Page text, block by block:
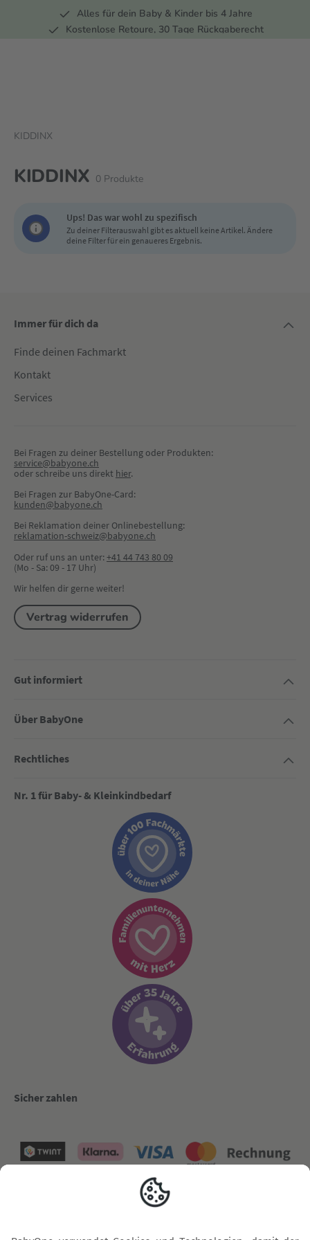
Zur Hauptnavigation springen
Alles für dein Baby & Kinder bis 4 Jahre
Kostenlose Retoure, 30 Tage Rückgaberecht
KIDDINX
KIDDINX 0 Produkte
Ups! Das war wohl zu spezifisch
Zu deiner Filterauswahl gibt es aktuell keine Artikel. Ändere
deine Filter für ein genaueres Ergebnis.
Immer für dich da
Finde deinen Fachmarkt
Kontakt
Services
Bei Fragen zu deiner Bestellung oder Produkten:
service@babyone.ch
oder schreibe uns direkt hier.
Bei Fragen zur BabyOne-Card:
kunden@babyone.ch
Bei Reklamation deiner Onlinebestellung:
reklamation-schweiz@babyone.ch
Oder ruf uns an unter:+41 44 743 80 09
(Mo - Sa: 09 - 17 Uhr)
Wir helfen dir gerne weiter!
Vertrag widerrufen
Gut informiert
Über BabyOne
Rechtliches
Nr. 1 für Baby- & Kleinkindbedarf
Sicher zahlen